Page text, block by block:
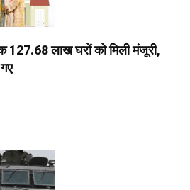
127.68 लाख घरों को मिली मंजूरी,